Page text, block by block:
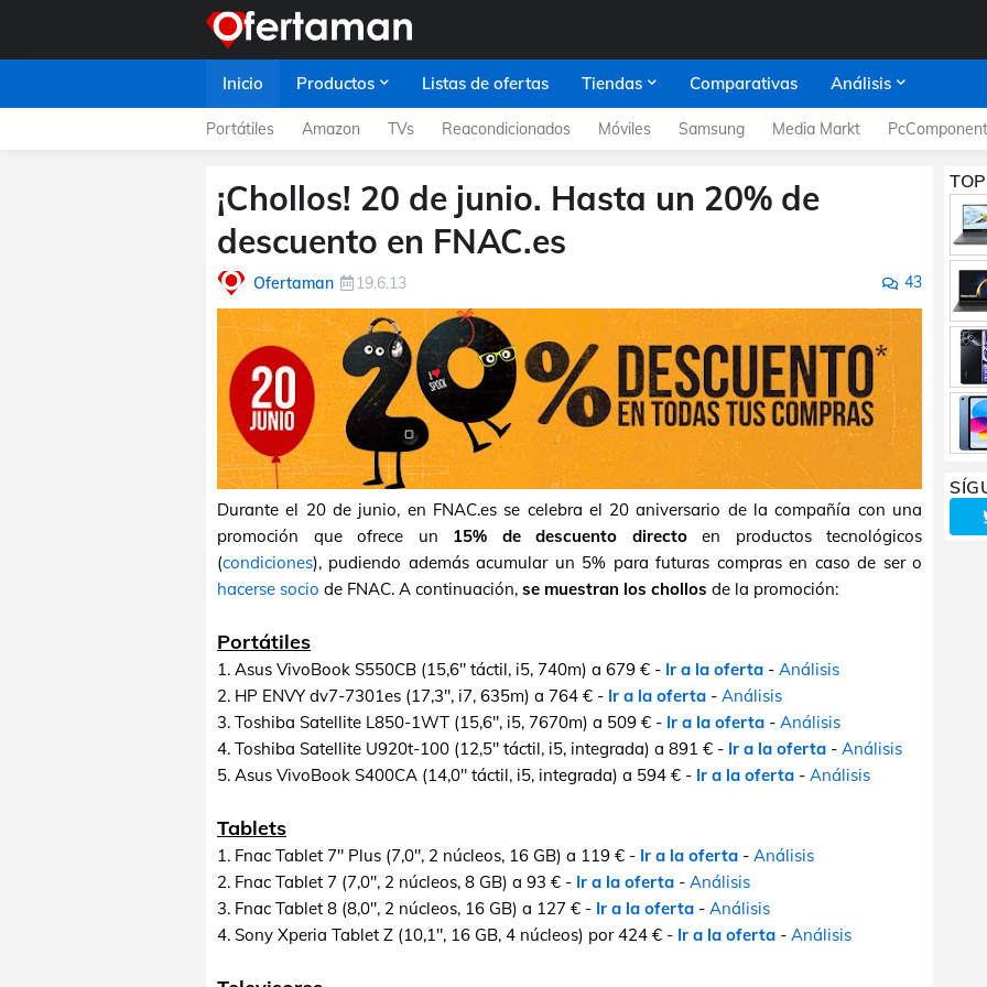
Inicio Productos Listas de ofertas Tiendas Comparativas Análisis
Portátiles Amazon TVs Reacondicionados Móviles Samsung Media Markt
¡Chollos! 20 de junio. Hasta un 20% de
descuento en FNAC.es
Ofertaman 19.6.13 43
Durante el 20 de junio, en FNAC.es se celebra el 20 aniversario de la compañía con una
promoción que ofrece un 15% de descuento directoen productos tecnológicos
(condiciones), pudiendo además acumular un 5% para futuras compras en caso de ser o
hacerse socio de FNAC. A continuación, se muestran los chollos de la promoción:
Portátiles
1. Asus VivoBook S550CB (15,6" táctil, i5, 740m) a 679 € - Ir a la oferta - Análisis
2. HP ENVY dv7-7301es (17,3", i7, 635m) a 764 € - Ir a la oferta - Análisis
3. Toshiba Satellite L850-1WT (15,6", i5, 7670m) a 509 € - Ir a la oferta - Análisis
4. Toshiba Satellite U920t-100 (12,5" táctil, i5, integrada) a 891 € - Ir a la oferta - Análisis
5. Asus VivoBook S400CA (14,0" táctil, i5, integrada) a 594 € - Ir a la oferta - Análisis
Tablets
1. Fnac Tablet 7" Plus (7,0", 2 núcleos, 16 GB) a 119 € - Ir a la oferta - Análisis
2. Fnac Tablet 7 (7,0", 2 núcleos, 8 GB) a 93 € - Ir a la oferta - Análisis
3. Fnac Tablet 8 (8,0", 2 núcleos, 16 GB) a 127 € - Ir a la oferta - Análisis
4. Sony Xperia Tablet Z (10,1", 16 GB, 4 núcleos) por 424 € - Ir a la oferta - Análisis